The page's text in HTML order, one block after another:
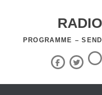
PROGRAMME –
Facebook
X